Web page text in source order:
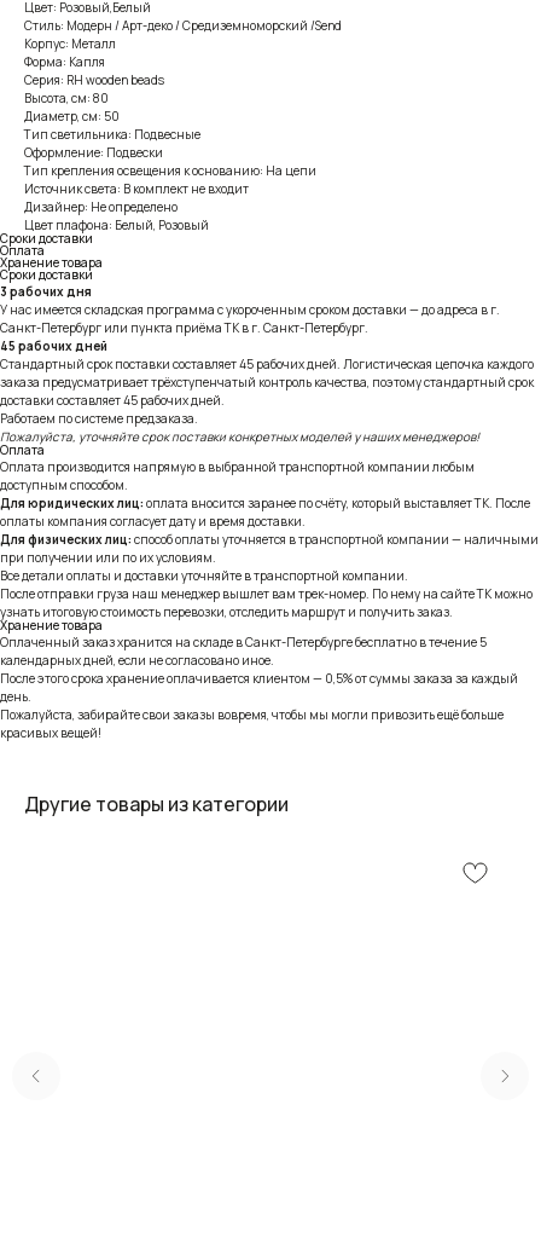
Цвет: Розовый,Белый
Стиль: Модерн / Арт-деко / Средиземноморский /Send
Корпус: Металл
Форма: Капля
Серия: RH wooden beads
Высота, см: 80
Диаметр, см: 50
Тип светильника: Подвесные
Оформление: Подвески
Тип крепления освещения к основанию: На цепи
Источник света: В комплект не входит
Дизайнер: Не определено
Цвет плафона: Белый, Розовый
Сроки доставки
Оплата
Хранение товара
Сроки доставки
3 рабочих дня
У нас имеется складская программа с укороченным сроком доставки — до адреса в г.
Санкт-Петербург или пункта приёма ТК в г. Санкт-Петербург.
45 рабочих дней
Стандартный срок поставки составляет 45 рабочих дней. Логистическая цепочка каждого
заказа предусматривает трёхступенчатый контроль качества, поэтому стандартный срок
доставки составляет 45 рабочих дней.
Работаем по системе предзаказа.
Пожалуйста, уточняйте срок поставки конкретных моделей у наших менеджеров!
Оплата
Оплата производится напрямую в выбранной транспортной компании любым
доступным способом.
Для юридических лиц: оплата вносится заранее по счёту, который выставляет ТК. После
оплаты компания согласует дату и время доставки.
Для физических лиц: способ оплаты уточняется в транспортной компании — наличными
при получении или по их условиям.
Все детали оплаты и доставки уточняйте в транспортной компании.
После отправки груза наш менеджер вышлет вам трек-номер. По нему на сайте ТК можно
узнать итоговую стоимость перевозки, отследить маршрут и получить заказ.
Хранение товара
Оплаченный заказ хранится на складе в Санкт-Петербурге бесплатно в течение 5
календарных дней, если не согласовано иное.
После этого срока хранение оплачивается клиентом — 0,5% от суммы заказа за каждый
день.
Пожалуйста, забирайте свои заказы вовремя, чтобы мы могли привозить ещё больше
красивых вещей!
Другие товары из категории